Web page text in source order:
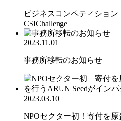
ビジネスコンペティション
CSIChallenge
2023.11.01
事務所移転のお知らせ
2023.03.10
NPOセクター初！寄付を